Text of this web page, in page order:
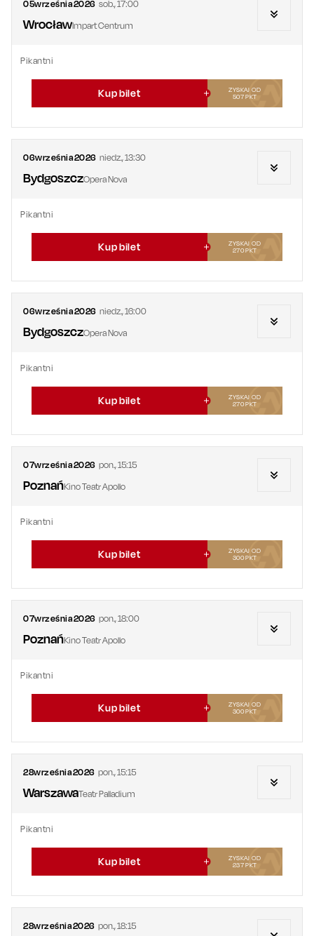
05września2026 sob.,17:00
WrocławImpart Centrum
Pikantni
Kup bilet
ZYSKAJ OD
507PKT
06września2026 niedz.,13:30
BydgoszczOpera Nova
Pikantni
Kup bilet
ZYSKAJ OD
270PKT
06września2026 niedz.,16:00
BydgoszczOpera Nova
Pikantni
Kup bilet
ZYSKAJ OD
270PKT
07września2026 pon.,15:15
PoznańKino Teatr Apollo
Pikantni
Kup bilet
ZYSKAJ OD
300PKT
07września2026 pon.,18:00
PoznańKino Teatr Apollo
Pikantni
Kup bilet
ZYSKAJ OD
300PKT
28września2026 pon.,15:15
WarszawaTeatr Palladium
Pikantni
Kup bilet
ZYSKAJ OD
237PKT
28września2026 pon.,18:15